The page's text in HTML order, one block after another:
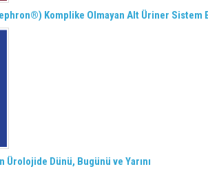
Komplike Olmayan Alt Üriner Sistem
Ürolojide Dünü, Bugünü ve Yarını